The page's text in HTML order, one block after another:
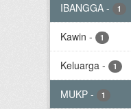
IBANGGA - 1
Kawin - 1
Keluarga - 1
MUKP - 1